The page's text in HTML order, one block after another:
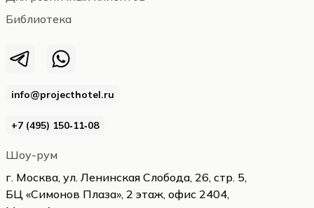
info@projecthotel.ru
+7 (495) 150‑11‑08
Шоу-рум
г. Москва, ул. Ленинская Слобода, 26, стр. 5,
БЦ «Симонов Плаза», 2 этаж, офис 2404,
Библиотека